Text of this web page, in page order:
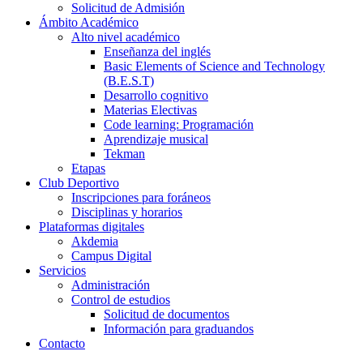
Solicitud de Admisión
Ámbito Académico
Alto nivel académico
Enseñanza del inglés
Basic Elements of Science and Technology
(B.E.S.T)
Desarrollo cognitivo
Materias Electivas
Code learning: Programación
Aprendizaje musical
Tekman
Etapas
Club Deportivo
Inscripciones para foráneos
Disciplinas y horarios
Plataformas digitales
Akdemia
Campus Digital
Servicios
Administración
Control de estudios
Solicitud de documentos
Información para graduandos
Contacto